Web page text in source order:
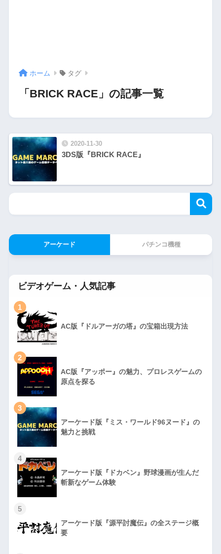
ホーム タグ
「BRICK RACE」の記事一覧
2020-11-30
3DS版『BRICK RACE』
アーケード パチンコ機種
ビデオゲーム・人気記事
1
AC版『ドルアーガの塔』の宝箱出現方法
2
AC版『アッポー』の魅力、プロレスゲームの
原点を探る
3
アーケード版『ミス・ワールド96ヌード』の
魅力と挑戦
4
アーケード版『ドカベン』野球漫画が生んだ
斬新なゲーム体験
5
アーケード版『源平討魔伝』の全ステージ概
要